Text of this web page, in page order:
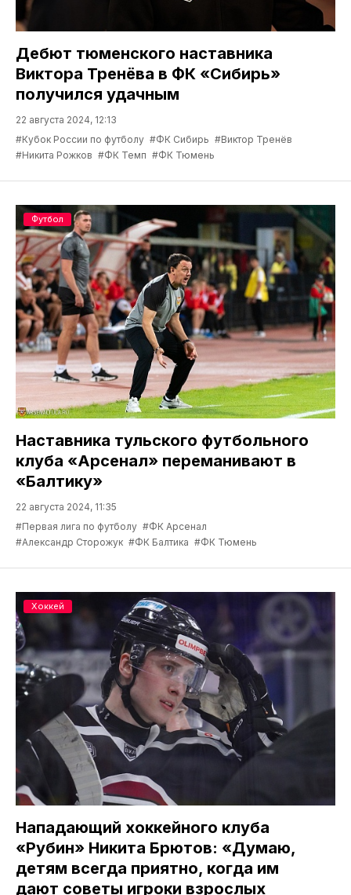
Дебют тюменского наставника
Виктора Тренёва в ФК «Сибирь»
получился удачным
22 августа 2024, 12:13
#Кубок России по футболу #ФК Сибирь #Виктор Тренёв
#Никита Рожков #ФК Темп #ФК Тюмень
Наставника тульского футбольного
клуба «Арсенал» переманивают в
«Балтику»
22 августа 2024, 11:35
#Первая лига по футболу #ФК Арсенал
#Александр Сторожук #ФК Балтика #ФК Тюмень
Футбол
Нападающий хоккейного клуба
«Рубин» Никита Брютов: «Думаю,
детям всегда приятно, когда им
дают советы игроки взрослых
Хоккей